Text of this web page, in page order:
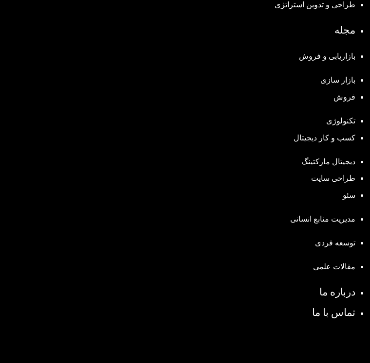
طراحی و تدوین استراتژی
مجله
بازاریابی و فروش
بازار سازی
فروش
تکنولوژی
کسب و کار دیجیتال
دیجیتال مارکتینگ
طراحی سایت
سئو
مدیریت منابع انسانی
توسعه فردی
مقالات علمی
درباره ما
تماس با ما